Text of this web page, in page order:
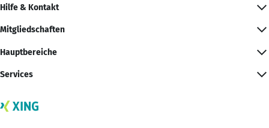
Hilfe & Kontakt
Mitgliedschaften
Hauptbereiche
Services